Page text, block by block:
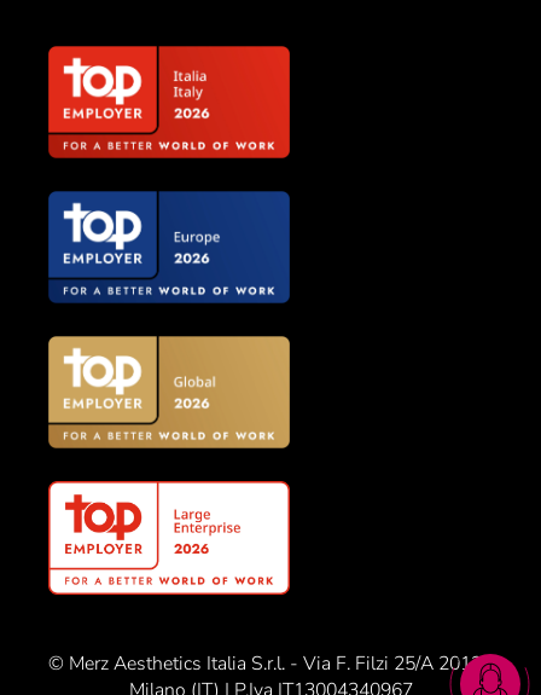
© Merz Aesthetics Italia S.r.l. - Via F. Filzi 25/A 20124